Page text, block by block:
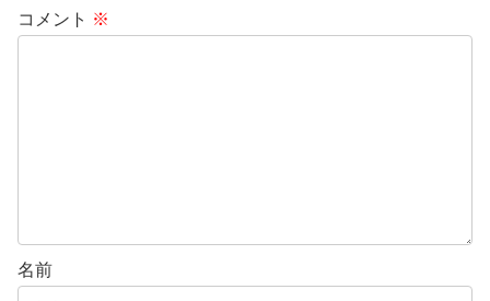
コメント ※
名前